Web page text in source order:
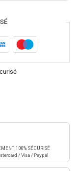
100% SÉCURISÉ
/ Visa / Paypal